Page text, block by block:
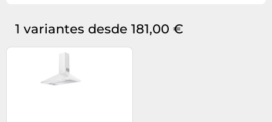
1 variantes desde 181,00 €